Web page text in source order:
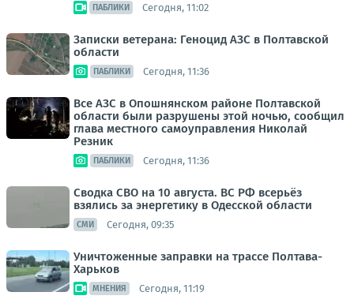
ПАБЛИКИ Сегодня, 11:02
Записки ветерана: Геноцид АЗС в Полтавской
области
ПАБЛИКИ Сегодня, 11:36
Все АЗС в Опошнянском районе Полтавской
области были разрушены этой ночью, сообщил
глава местного самоуправления Николай
Резник
ПАБЛИКИ Сегодня, 11:36
Сводка СВО на 10 августа. ВС РФ всерьёз
взялись за энергетику в Одесской области
СМИ Сегодня, 09:35
Уничтоженные заправки на трассе Полтава-
Харьков
МНЕНИЯ Сегодня, 11:19